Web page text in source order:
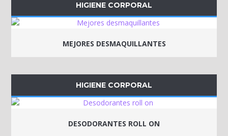
HIGIENE CORPORAL
MEJORES DESMAQUILLANTES
HIGIENE CORPORAL
DESODORANTES ROLL ON